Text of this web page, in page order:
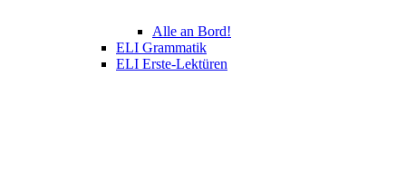
Alle an Bord!
ELI Grammatik
ELI Erste-Lektüren